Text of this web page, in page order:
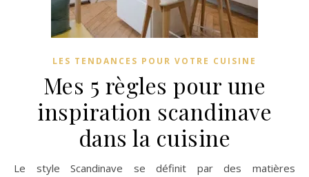
LES TENDANCES POUR VOTRE CUISINE
Mes 5 règles pour une
inspiration scandinave
dans la cuisine
Le style Scandinave se définit par des matières